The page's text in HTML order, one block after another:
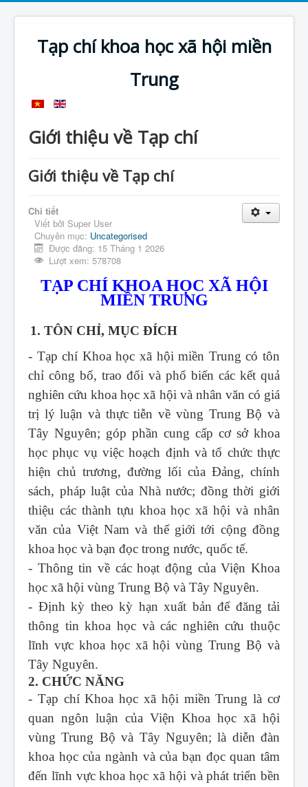
Tạp chí khoa học xã hội miền
Trung
Giới thiệu về Tạp chí
Giới thiệu về Tạp chí
Chi tiết
Viết bởi Super User
Chuyên mục: Uncategorised
Được đăng: 15 Tháng 1 2026
Lượt xem: 578708
TẠP CHÍ KHOA HỌC XÃ HỘI
MIỀN TRUNG
1. TÔN CHỈ, MỤC ĐÍCH
- Tạp chí Khoa học xã hội miền Trung có tôn
chỉ công bố, trao đổi và phổ biến các kết quả
nghiên cứu khoa học xã hội và nhân văn có giá
trị lý luận và thực tiễn về vùng Trung Bộ và
Tây Nguyên; góp phần cung cấp cơ sở khoa
học phục vụ việc hoạch định và tổ chức thực
hiện chủ trương, đường lối của Đảng, chính
sách, pháp luật của Nhà nước; đồng thời giới
thiệu các thành tựu khoa học xã hội và nhân
văn của Việt Nam và thế giới tới cộng đồng
khoa học và bạn đọc trong nước, quốc tế.
- Thông tin về các hoạt động của Viện Khoa
học xã hội vùng Trung Bộ và Tây Nguyên.
- Định kỳ theo kỳ hạn xuất bản để đăng tải
thông tin khoa học và các nghiên cứu thuộc
lĩnh vực khoa học xã hội vùng Trung Bộ và
Tây Nguyên.
2. CHỨC NĂNG
- Tạp chí Khoa học xã hội miền Trung là cơ
quan ngôn luận của Viện Khoa học xã hội
vùng Trung Bộ và Tây Nguyên; là diễn đàn
khoa học của ngành và của bạn đọc quan tâm
đến lĩnh vực khoa học xã hội và phát triển bền